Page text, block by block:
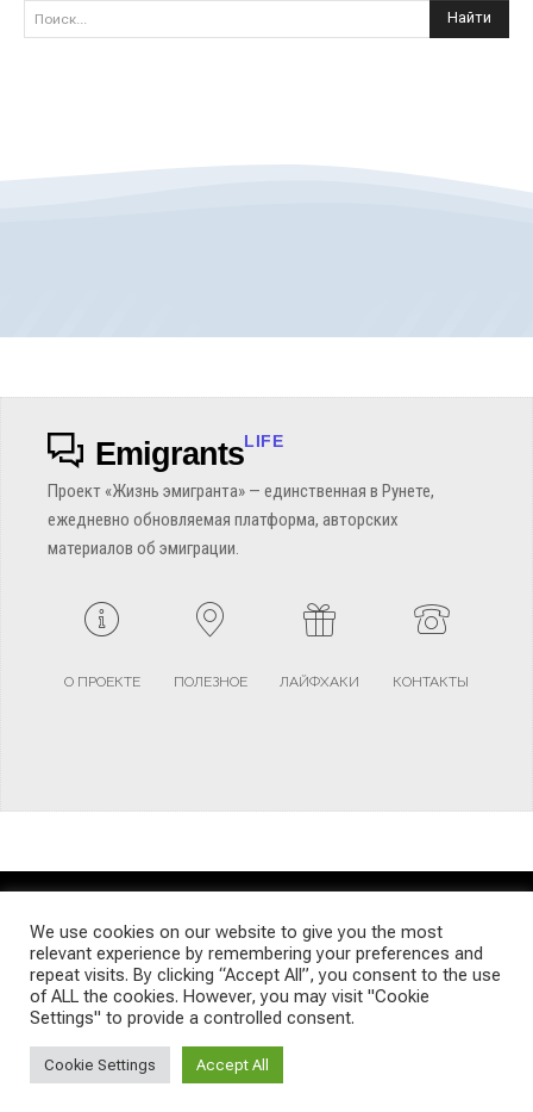
Поиск... Найти
EmigrantsLIFE
Проект «Жизнь эмигранта» — единственная в Рунете,
ежедневно обновляемая платформа, авторских
материалов об эмиграции.
О ПРОЕКТЕ ПОЛЕЗНОЕ ЛАЙФХАКИ КОНТАКТЫ
TERMS AND CONDITIONS PRIVACY POLICY SITEMAP
© Emigrants Life WordPress Theme by TagDiv
We use cookies on our website to give you the most
relevant experience by remembering your preferences and
repeat visits. By clicking “Accept All”, you consent to the use
of ALL the cookies. However, you may visit "Cookie
Settings" to provide a controlled consent.
Cookie Settings Accept All